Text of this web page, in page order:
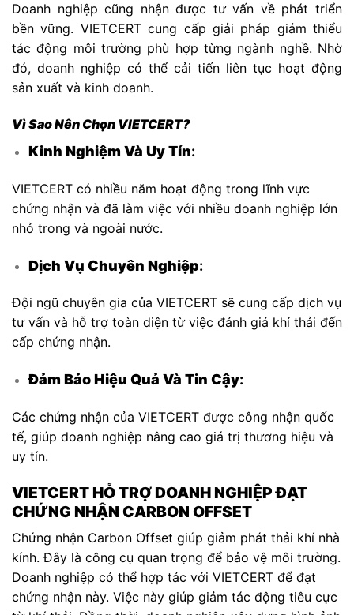
Doanh nghiệp cũng nhận được tư vấn về phát triển
bền vững. VIETCERT cung cấp giải pháp giảm thiểu
tác động môi trường phù hợp từng ngành nghề. Nhờ
đó, doanh nghiệp có thể cải tiến liên tục hoạt động
sản xuất và kinh doanh.
Vì Sao Nên Chọn VIETCERT?
Kinh Nghiệm Và Uy Tín:
VIETCERT có nhiều năm hoạt động trong lĩnh vực
chứng nhận và đã làm việc với nhiều doanh nghiệp lớn
nhỏ trong và ngoài nước.
Dịch Vụ Chuyên Nghiệp:
Đội ngũ chuyên gia của VIETCERT sẽ cung cấp dịch vụ
tư vấn và hỗ trợ toàn diện từ việc đánh giá khí thải đến
cấp chứng nhận.
Đảm Bảo Hiệu Quả Và Tin Cậy:
Các chứng nhận của VIETCERT được công nhận quốc
tế, giúp doanh nghiệp nâng cao giá trị thương hiệu và
uy tín.
VIETCERT HỖ TRỢ DOANH NGHIỆP ĐẠT
CHỨNG NHẬN CARBON OFFSET
Chứng nhận Carbon Offset giúp giảm phát thải khí nhà
kính. Đây là công cụ quan trọng để bảo vệ môi trường.
Doanh nghiệp có thể hợp tác với VIETCERT để đạt
chứng nhận này. Việc này giúp giảm tác động tiêu cực